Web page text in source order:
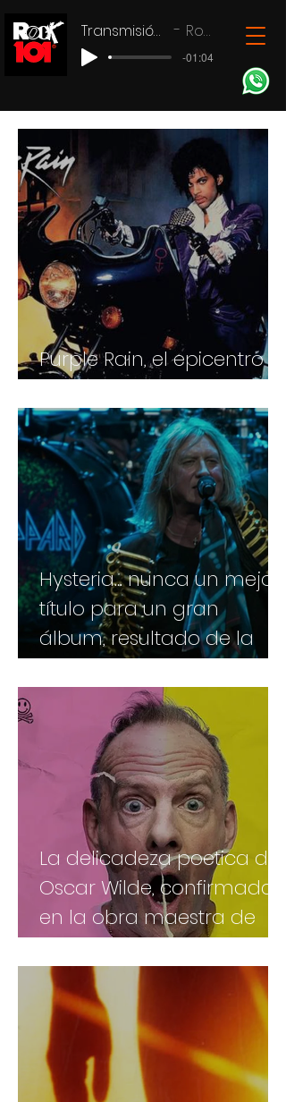
Transmisión en vivo Rock 101
-01:04
Purple Rain, el epicentro
de Prince y su revolución
Hysteria... nunca un mejor
título para un gran
álbum, resultado de la
tragedia y el drama
La delicadeza poetica de
Oscar Wilde, confirmada
en la obra maestra de
Norman Cook